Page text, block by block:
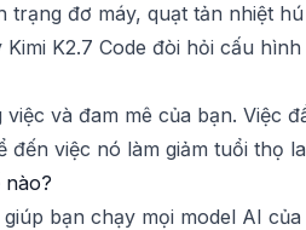
trạng đơ máy, quạt tản nhiệt
K2.7 Code đòi hỏi cấu
và đam mê của bạn. Việc
việc nó làm giảm tuổi thọ
nào?
bạn chạy mọi model AI